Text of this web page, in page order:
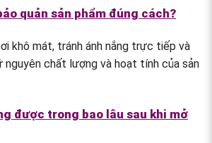
quản sản phẩm đúng cách?
khô mát, tránh ánh nắng trực tiếp và
chất lượng và hoạt tính của sản
được trong bao lâu sau khi mở